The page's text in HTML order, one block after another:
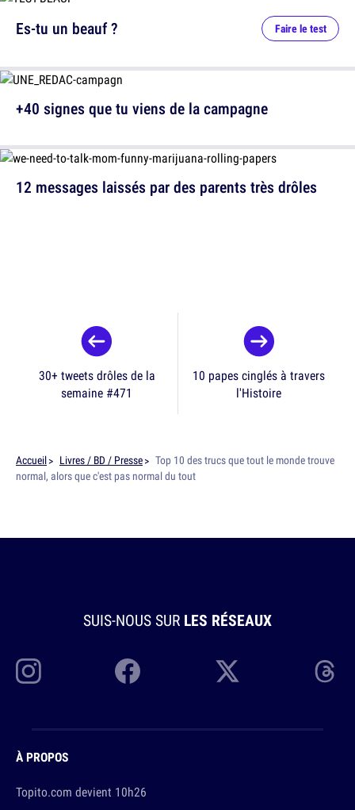
12 messages laissés par des parents très drôles
Es-tu un beauf ? Faire le test
+40 signes que tu viens de la campagne
30+ tweets drôles de la
semaine #471
10 papes cinglés à travers
l'Histoire
Accueil Livres / BD / Presse
Top 10 des trucs que tout le monde trouve
normal, alors que c'est pas normal du tout
SUIS-NOUS SUR LES RÉSEAUX
À PROPOS
Topito.com devient 10h26